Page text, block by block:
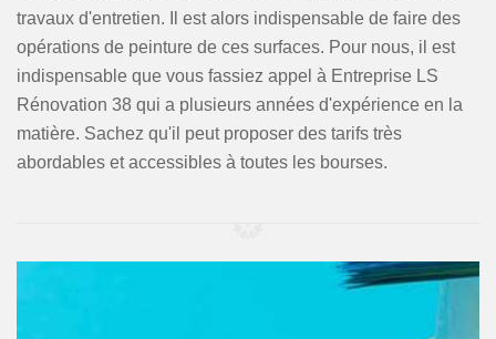
travaux d'entretien. Il est alors indispensable de faire des
opérations de peinture de ces surfaces. Pour nous, il est
indispensable que vous fassiez appel à Entreprise LS
Rénovation 38 qui a plusieurs années d'expérience en la
matière. Sachez qu'il peut proposer des tarifs très
abordables et accessibles à toutes les bourses.